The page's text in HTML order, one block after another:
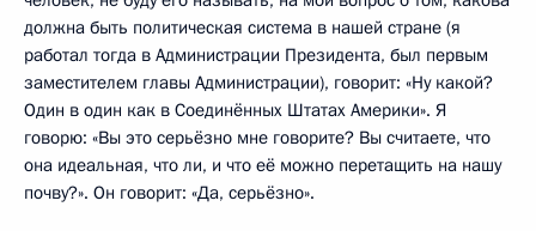
должна быть политическая система в нашей стране (я
работал тогда в Администрации Президента, был первым
заместителем главы Администрации), говорит: «Ну какой?
Один в один как в Соединённых Штатах Америки». Я
говорю: «Вы это серьёзно мне говорите? Вы считаете, что
она идеальная, что ли, и что её можно перетащить на нашу
почву?». Он говорит: «Да, серьёзно».